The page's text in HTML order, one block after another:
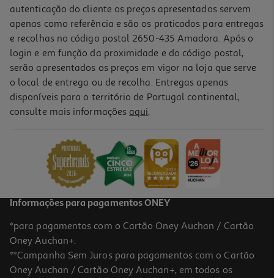
autenticação do cliente os preços apresentados servem
apenas como referência e são os praticados para entregas
e recolhas no código postal 2650-435 Amadora. Após o
login e em função da proximidade e do código postal,
serão apresentados os preços em vigor na loja que serve
o local de entrega ou de recolha. Entregas apenas
disponíveis para o território de Portugal continental,
consulte mais informações aqui.
Informações para pagamentos ONEY
*para pagamentos com o Cartão Oney Auchan / Cartão
Oney Auchan+.
**Campanha Sem Juros para pagamentos com o Cartão
Oney Auchan / Cartão Oney Auchan+, em todos os